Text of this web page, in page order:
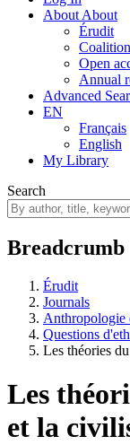
About About
Érudit
Open
Annual
Advanced
EN
Français
English
My Library
Search
Breadcrumb
Érudit
Journals
Anthropologie
Questions
Les théories
Les
et la